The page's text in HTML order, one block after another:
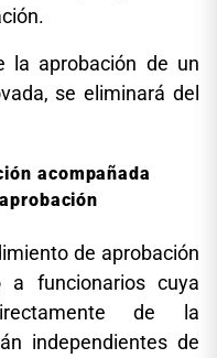
la aprobación de un
se eliminará del
acompañada
de aprobación
a funcionarios cuya
de la
independientes de